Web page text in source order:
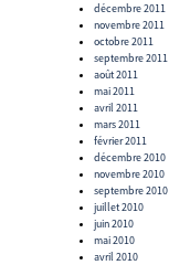
décembre 2011
novembre 2011
octobre 2011
septembre 2011
août 2011
mai 2011
avril 2011
mars 2011
février 2011
décembre 2010
novembre 2010
septembre 2010
juillet 2010
juin 2010
mai 2010
avril 2010